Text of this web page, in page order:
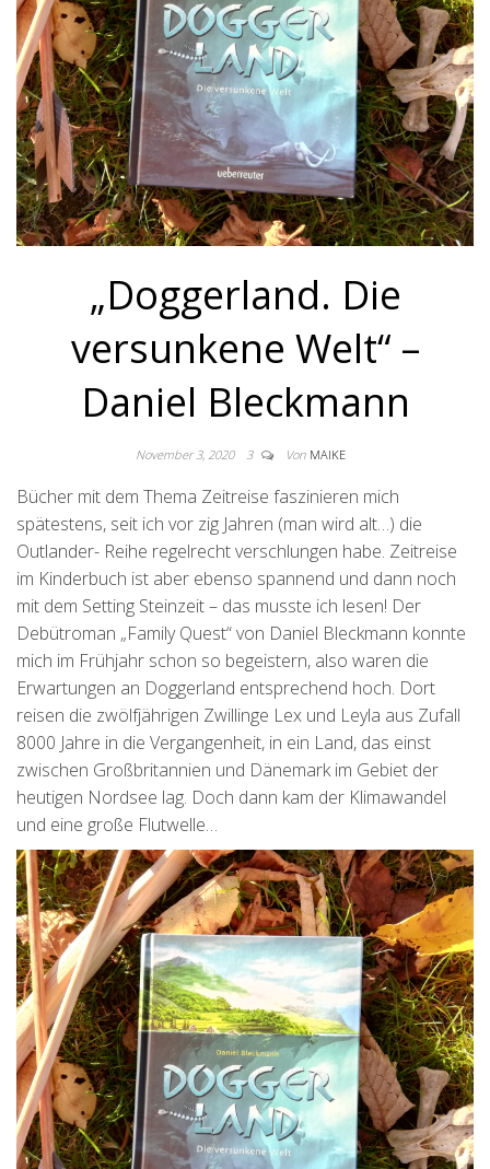
„Doggerland. Die
versunkene Welt“ –
Daniel Bleckmann
November 3, 2020 3 Von MAIKE
Bücher mit dem Thema Zeitreise faszinieren mich
spätestens, seit ich vor zig Jahren (man wird alt…) die
Outlander- Reihe regelrecht verschlungen habe. Zeitreise
im Kinderbuch ist aber ebenso spannend und dann noch
mit dem Setting Steinzeit – das musste ich lesen! Der
Debütroman „Family Quest“ von Daniel Bleckmann konnte
mich im Frühjahr schon so begeistern, also waren die
Erwartungen an Doggerland entsprechend hoch. Dort
reisen die zwölfjährigen Zwillinge Lex und Leyla aus Zufall
8000 Jahre in die Vergangenheit, in ein Land, das einst
zwischen Großbritannien und Dänemark im Gebiet der
heutigen Nordsee lag. Doch dann kam der Klimawandel
und eine große Flutwelle…